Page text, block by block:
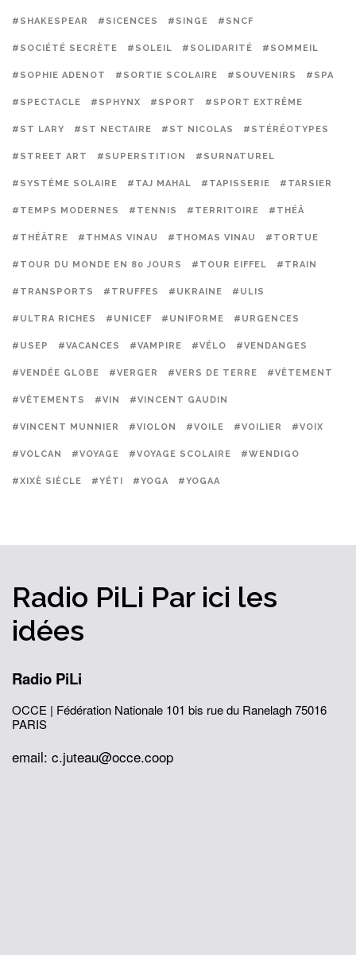
#SHAKESPEAR #SICENCES #SINGE #SNCF
#SOCIÉTÉ SECRÈTE #SOLEIL #SOLIDARITÉ #SOMMEIL
#SOPHIE ADENOT #SORTIE SCOLAIRE #SOUVENIRS #SPA
#SPECTACLE #SPHYNX #SPORT #SPORT EXTRÊME
#ST LARY #ST NECTAIRE #ST NICOLAS #STÉRÉOTYPES
#STREET ART #SUPERSTITION #SURNATUREL
#SYSTÈME SOLAIRE #TAJ MAHAL #TAPISSERIE #TARSIER
#TEMPS MODERNES #TENNIS #TERRITOIRE #THÉÂ
#THÉÂTRE #THMAS VINAU #THOMAS VINAU #TORTUE
#TOUR DU MONDE EN 80 JOURS #TOUR EIFFEL #TRAIN
#TRANSPORTS #TRUFFES #UKRAINE #ULIS
#ULTRA RICHES #UNICEF #UNIFORME #URGENCES
#USEP #VACANCES #VAMPIRE #VÉLO #VENDANGES
#VENDÉE GLOBE #VERGER #VERS DE TERRE #VÊTEMENT
#VÊTEMENTS #VIN #VINCENT GAUDIN
#VINCENT MUNNIER #VIOLON #VOILE #VOILIER #VOIX
#VOLCAN #VOYAGE #VOYAGE SCOLAIRE #WENDIGO
#XIXÈ SIÈCLE #YÉTI #YOGA #YOGAA
Radio PiLi Par ici les
idées
Radio PiLi
OCCE | Fédération Nationale 101 bis rue du Ranelagh75016
PARIS
email: c.juteau@occe.coop